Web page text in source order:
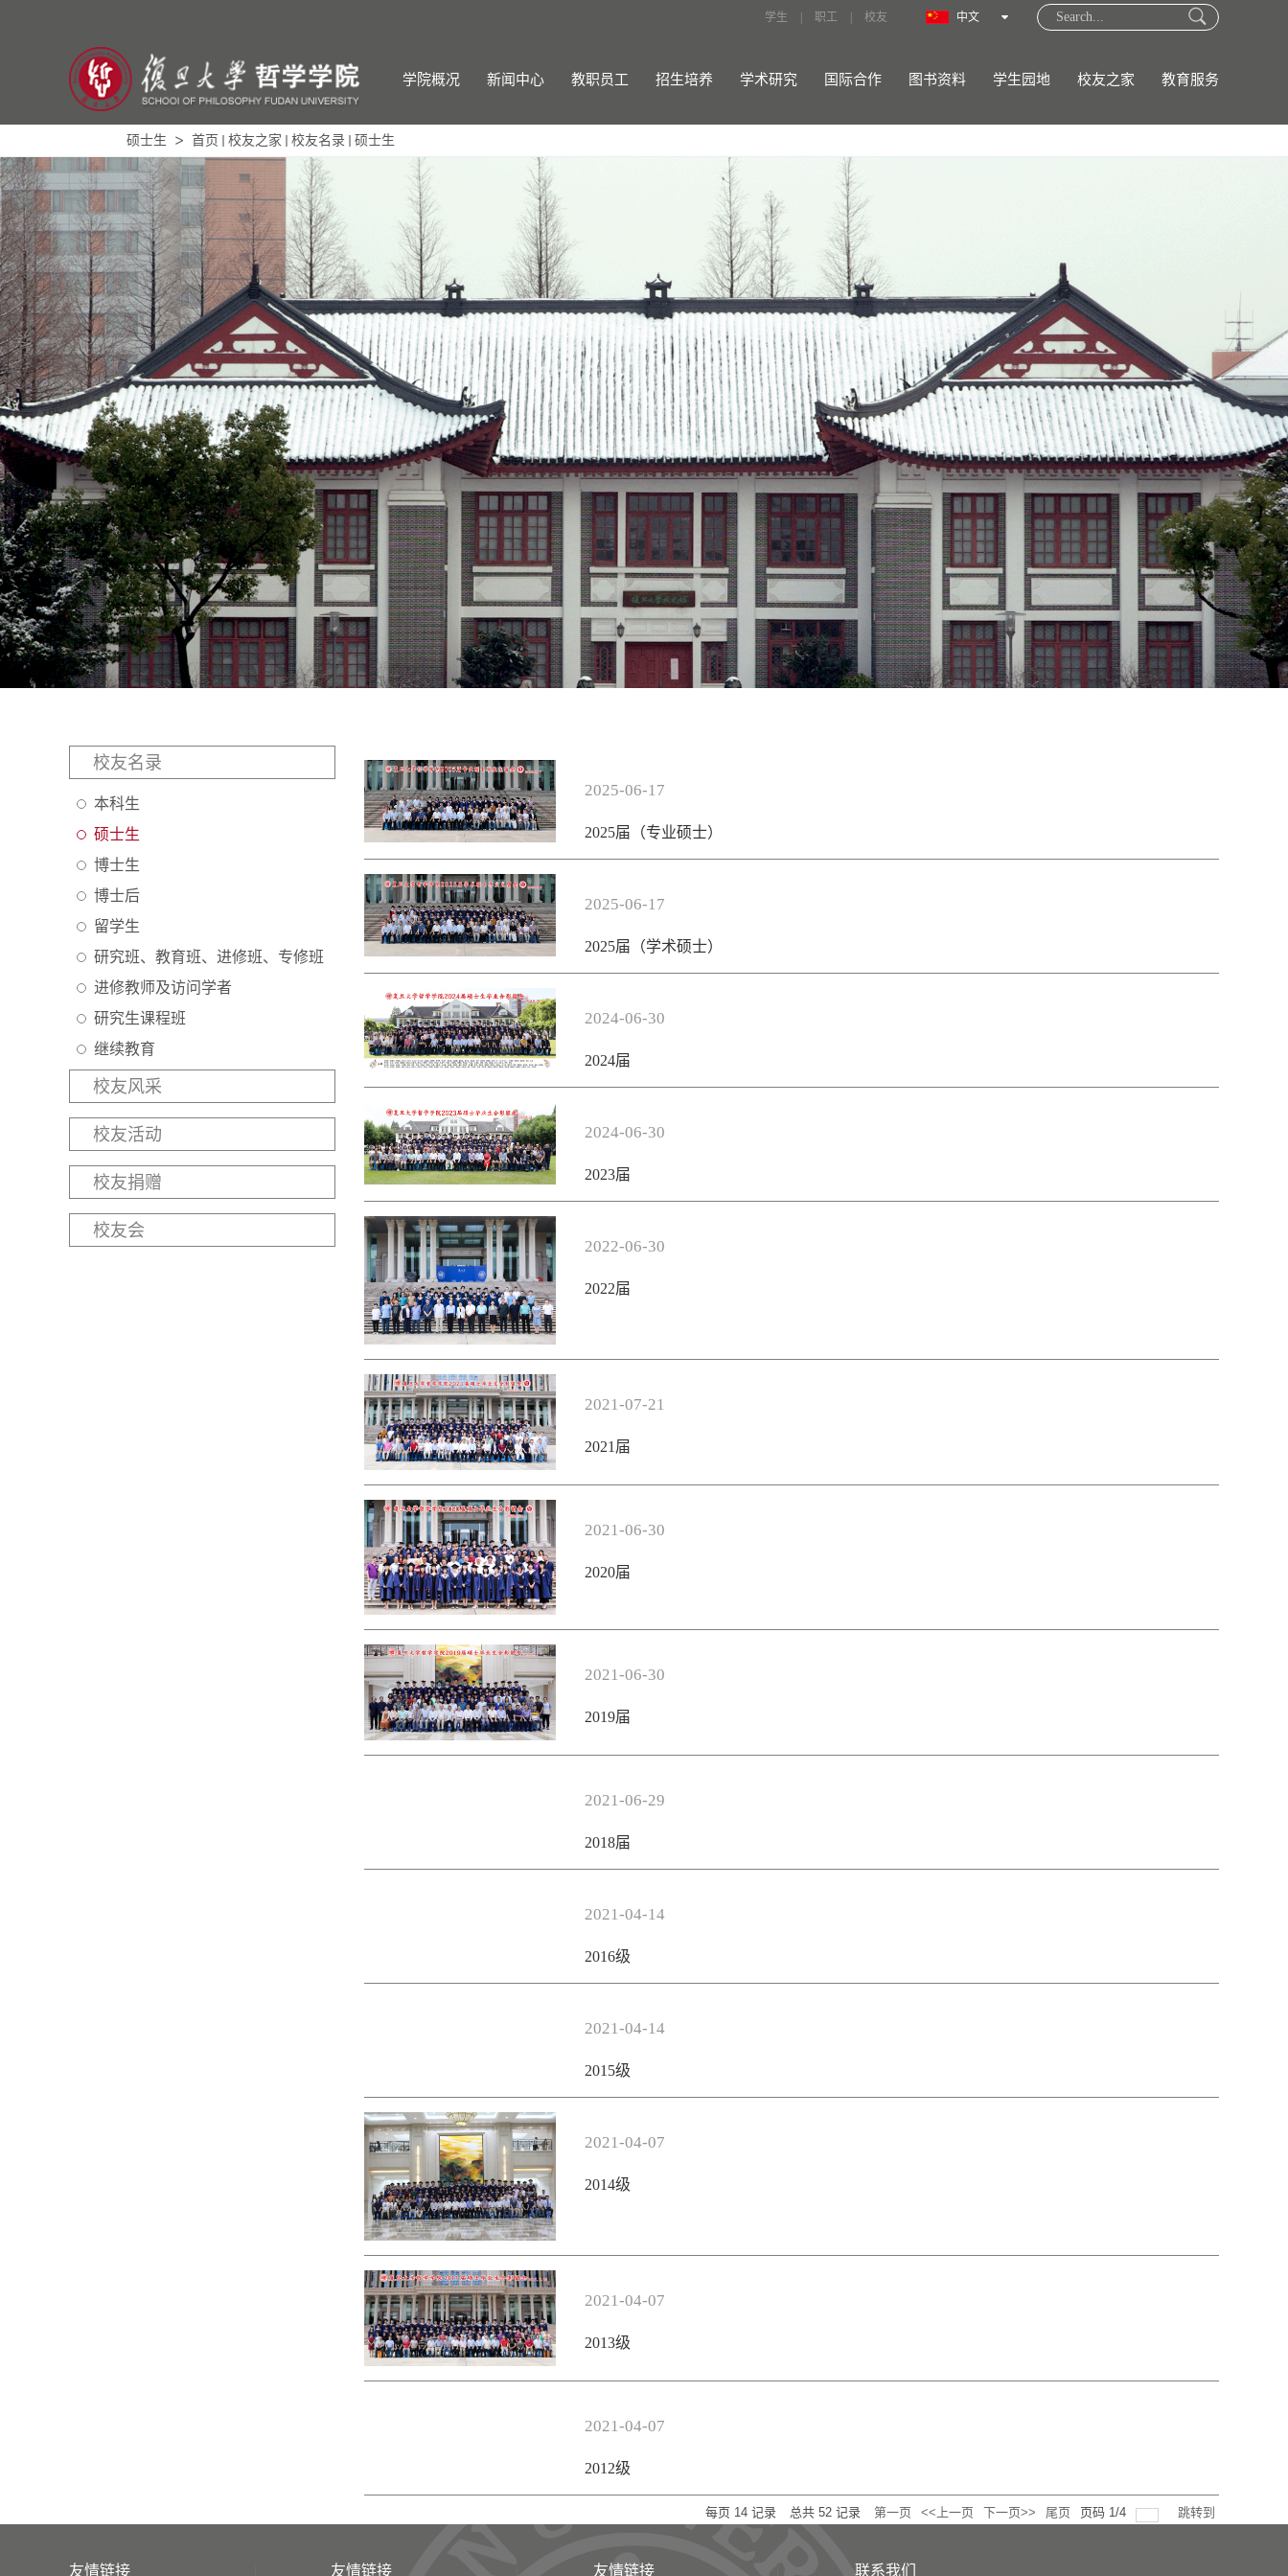
中文
学生 职工 校友
学院概况 新闻中心 教职员工 招生培养 学术研究 国际合作 图书资料 学生园地 校友之家 教育服务
硕士生 首页 校友之家 校友名录 硕士生
校友名录
本科生
硕士生
博士生
博士后
留学生
研究班、教育班、进修班、专修班
进修教师及访问学者
研究生课程班
继续教育
校友风采
校友活动
校友捐赠
校友会
2025-06-17
2025届（专业硕士）
2025-06-17
2025届（学术硕士）
2024-06-30
2024届
2024-06-30
2023届
2022-06-30
2022届
2021-07-21
2021届
2021-06-30
2020届
2021-06-30
2019届
2021-06-29
2018届
2021-04-14
2016级
2021-04-14
2015级
2021-04-07
2014级
2021-04-07
2013级
2021-04-07
2012级
每页 14 记录 总共 52 记录 第一页 <<上一页 下一页>> 尾页 页码 1/4 跳转到
友情链接 友情链接 友情链接 联系我们